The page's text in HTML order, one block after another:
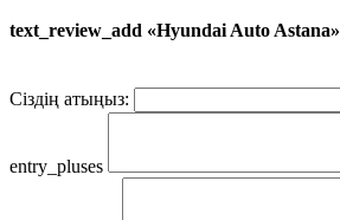
text_review_add «Hyundai Auto Astana»
Сіздің атыңыз:
entry_pluses